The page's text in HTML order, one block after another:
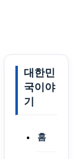
대한민
국이야
기
홈